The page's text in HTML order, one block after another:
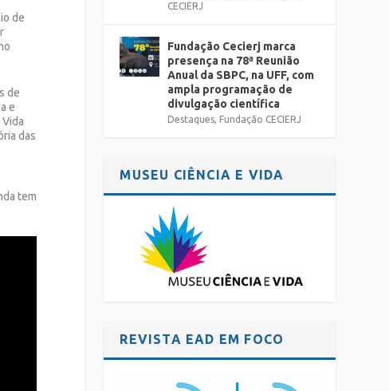
de
de
e
das
tem
CECIERJ
Fundação Cecierj marca
presença na 78ª Reunião
Anual da SBPC, na UFF, com
ampla programação de
divulgação científica
Destaques, Fundação CECIERJ
MUSEU CIÊNCIA E VIDA
REVISTA EAD EM FOCO